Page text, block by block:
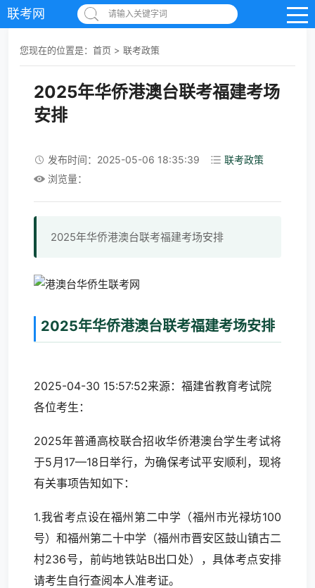
联考网 请输入关键字词
您现在的位置是： 首页 > 联考政策
2025年华侨港澳台联考福建考场
安排
发布时间：2025-05-06 18:35:39
联考政策
浏览量：
2025年华侨港澳台联考福建考场安排
2025年华侨港澳台联考福建考场安排
2025-04-30 15:57:52来源：福建省教育考试院
各位考生：
2025年普通高校联合招收华侨港澳台学生考试将
于5月17—18日举行，为确保考试平安顺利，现将
有关事项告知如下：
1.我省考点设在福州第二中学（福州市光禄坊100
号）和福州第二十中学（福州市晋安区鼓山镇古二
村236号，前屿地铁站B出口处），具体考点安排
请考生自行查阅本人准考证。